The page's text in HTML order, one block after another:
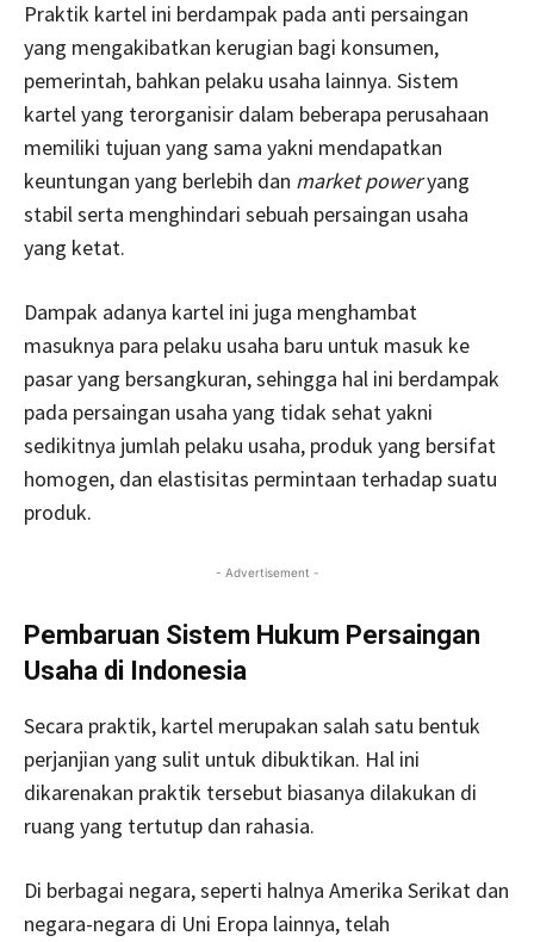
Praktik kartel ini berdampak pada anti persaingan
yang mengakibatkan kerugian bagi konsumen,
pemerintah, bahkan pelaku usaha lainnya. Sistem
kartel yang terorganisir dalam beberapa perusahaan
memiliki tujuan yang sama yakni mendapatkan
keuntungan yang berlebih dan market poweryang
stabil serta menghindari sebuah persaingan usaha
yang ketat.
Dampak adanya kartel ini juga menghambat
masuknya para pelaku usaha baru untuk masuk ke
pasar yang bersangkuran, sehingga hal ini berdampak
pada persaingan usaha yang tidak sehat yakni
sedikitnya jumlah pelaku usaha, produk yang bersifat
homogen, dan elastisitas permintaan terhadap suatu
produk.
- Advertisement -
Pembaruan Sistem Hukum Persaingan
Usaha di Indonesia
Secara praktik, kartel merupakan salah satu bentuk
perjanjian yang sulit untuk dibuktikan. Hal ini
dikarenakan praktik tersebut biasanya dilakukan di
ruang yang tertutup dan rahasia.
Di berbagai negara, seperti halnya Amerika Serikat dan
negara-negara di Uni Eropa lainnya, telah